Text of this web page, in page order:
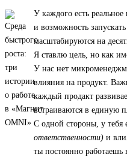
У каждого есть
и возможность
масштабируются на
Я ставлю цель, но как
У нас нет
влияния на продукт.
каждый продакт
встраиваются в единую
С одной стороны, у тебя
ответственности) и
ты постоянно работаешь